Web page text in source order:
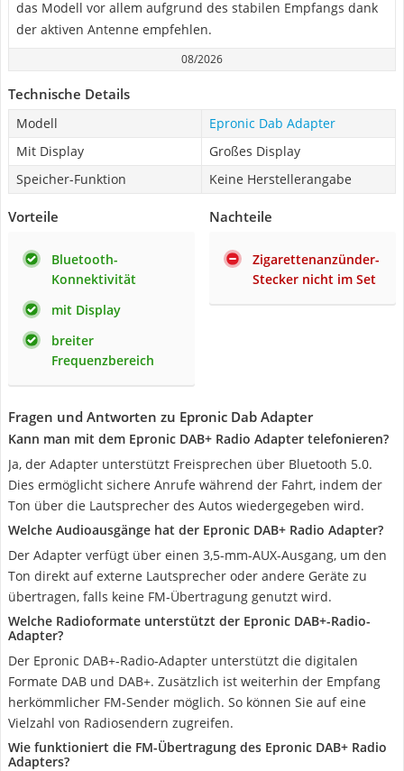
das Modell vor allem aufgrund des stabilen Empfangs dank
der aktiven Antenne empfehlen.
08/2026
Technische Details
Modell
Epronic Dab Adapter
Mit Display
Großes Display
Speicher-Funktion
Keine Herstellerangabe
Vorteile
Bluetooth-
Konnektivität
mit Display
breiter
Frequenzbereich
Nachteile
Zigarettenanzünder-
Stecker nicht im Set
Fragen und Antworten zu Epronic Dab Adapter
Kann man mit dem Epronic DAB+ Radio Adapter telefonieren?
Ja, der Adapter unterstützt Freisprechen über Bluetooth 5.0.
Dies ermöglicht sichere Anrufe während der Fahrt, indem der
Ton über die Lautsprecher des Autos wiedergegeben wird.
Welche Audioausgänge hat der Epronic DAB+ Radio Adapter?
Der Adapter verfügt über einen 3,5-mm-AUX-Ausgang, um den
Ton direkt auf externe Lautsprecher oder andere Geräte zu
übertragen, falls keine FM-Übertragung genutzt wird.
Welche Radioformate unterstützt der Epronic DAB+-Radio-
Adapter?
Der Epronic DAB+-Radio-Adapter unterstützt die digitalen
Formate DAB und DAB+. Zusätzlich ist weiterhin der Empfang
herkömmlicher FM-Sender möglich. So können Sie auf eine
Vielzahl von Radiosendern zugreifen.
Wie funktioniert die FM-Übertragung des Epronic DAB+ Radio
Adapters?